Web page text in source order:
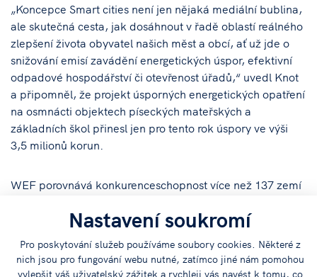
Nastavení soukromí
Pro poskytování služeb používáme soubory cookies. Některé z
nich jsou pro fungování webu nutné, zatímco jiné nám pomohou
vylepšit váš uživatelský zážitek a rychleji vás navést k tomu, co
„Koncepce Smart cities není jen nějaká mediální bublina,
ale skutečná cesta, jak dosáhnout v řadě oblastí reálného
zlepšení života obyvatel našich měst a obcí, ať už jde o
snižování emisí zavádění energetických úspor, efektivní
odpadové hospodářství či otevřenost úřadů,“ uvedl Knot
a připomněl, že projekt úsporných energetických opatření
na osmnácti objektech píseckých mateřských a
základních škol přinesl jen pro tento rok úspory ve výši
3,5 milionů korun.
WEF porovnává konkurenceschopnost více než 137 zemí
V úvahu bere 12 faktorů, které zahrnují infrastrukturu,
technologickou připravenost, inovace, velikost trhu,
makroekonomické prostředí, transparentnost a výkonnost